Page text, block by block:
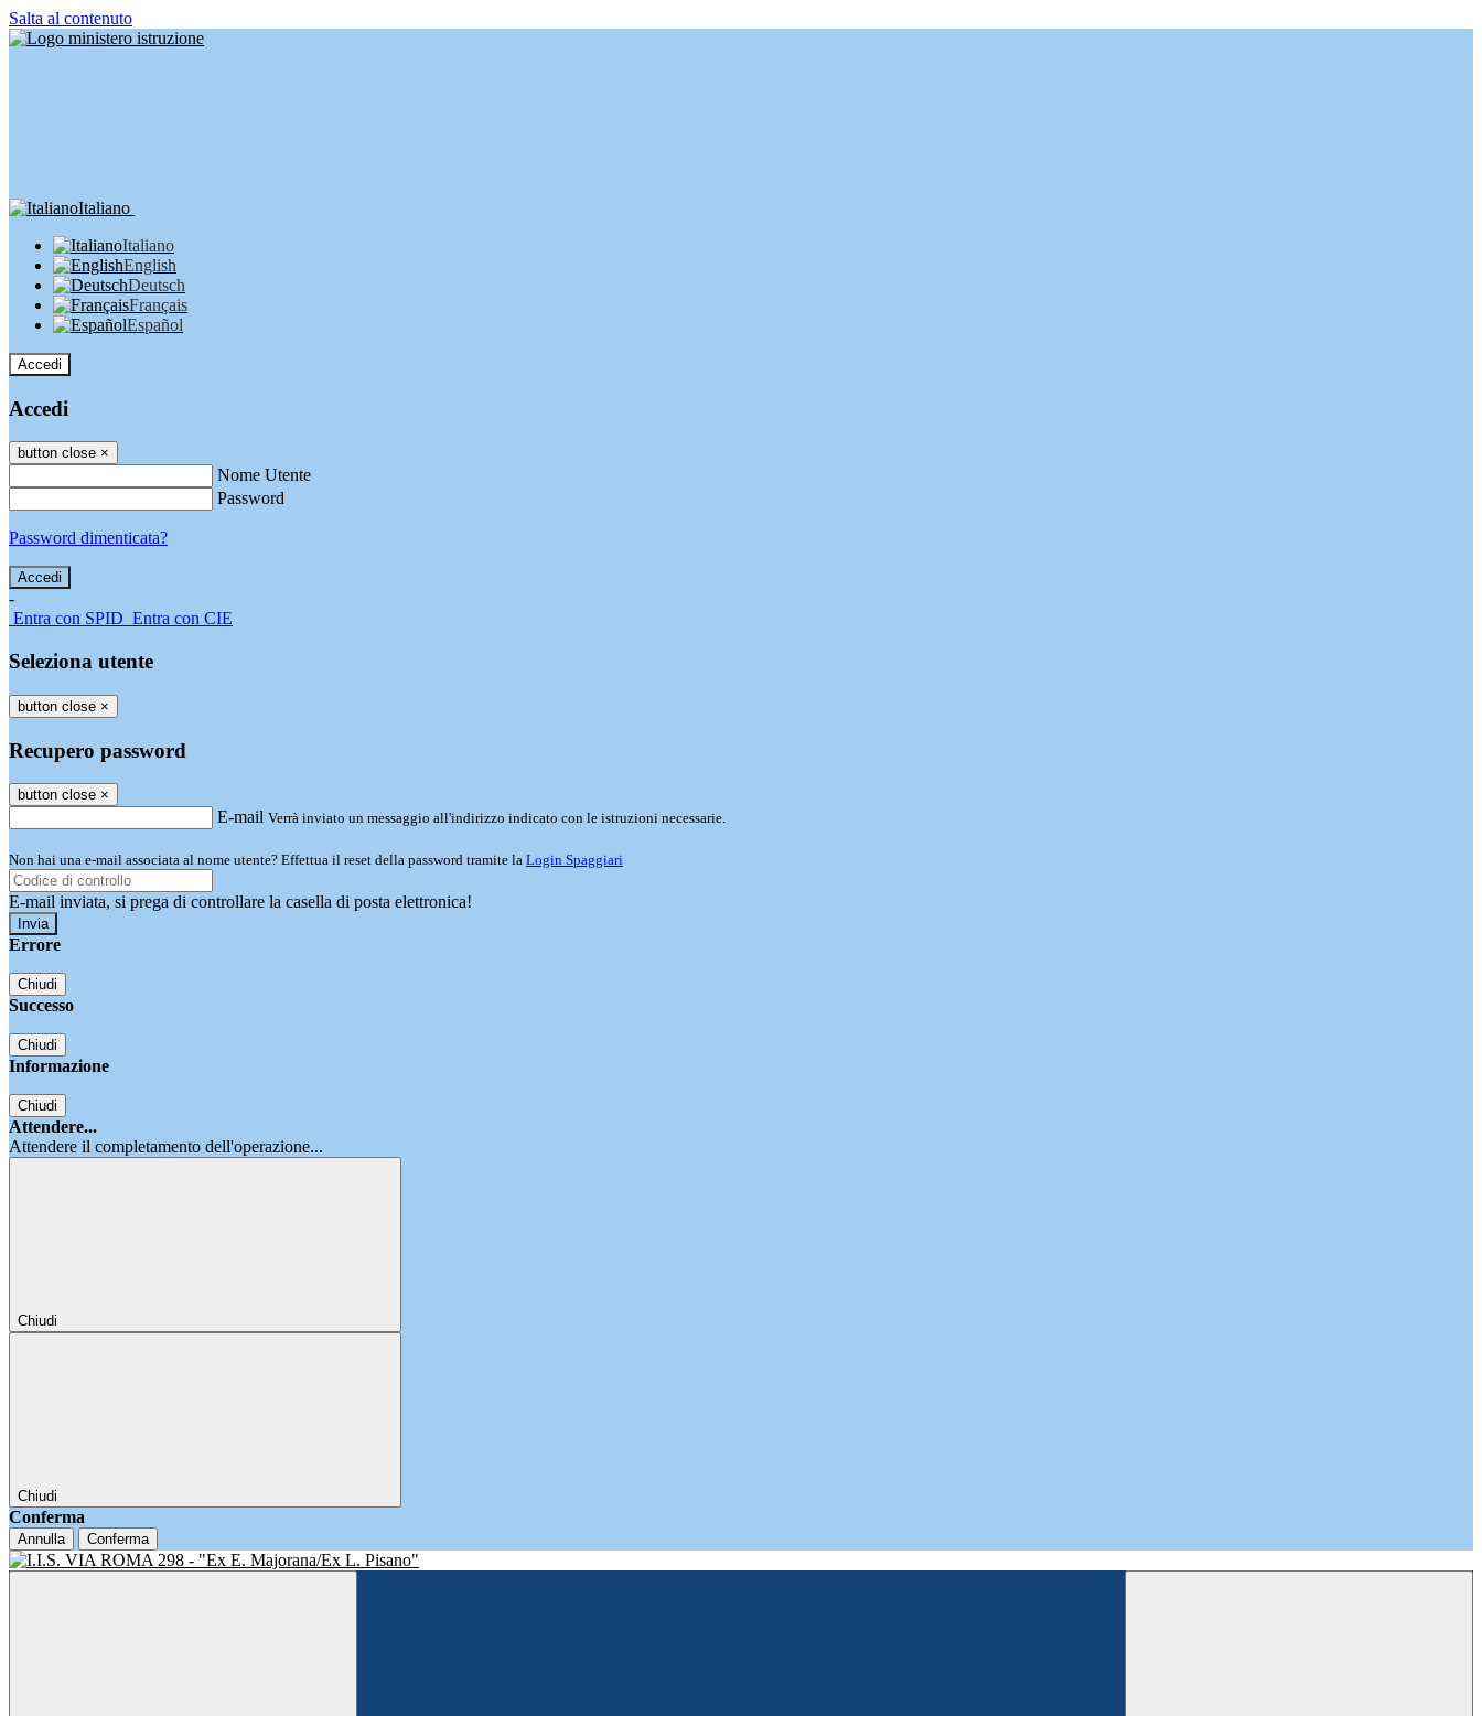
Salta al contenuto
Italiano
Italiano
English
Deutsch
Français
Español
Accedi
Accedi
button close ×
Nome Utente
Password
Password dimenticata?
-
Entra con SPID Entra con CIE
Seleziona utente
button close ×
Recupero password
button close ×
E-mail Verrà inviato un messaggio all'indirizzo indicato con le istruzioni necessarie.
Non hai una e-mail associata al nome utente? Effettua il reset della password tramite la Login Spaggiari
E-mail inviata, si prega di controllare la casella di posta elettronica!
Errore
Chiudi
Successo
Chiudi
Informazione
Chiudi
Attendere...
Attendere il completamento dell'operazione...
Chiudi
Chiudi
Conferma
Annulla Conferma